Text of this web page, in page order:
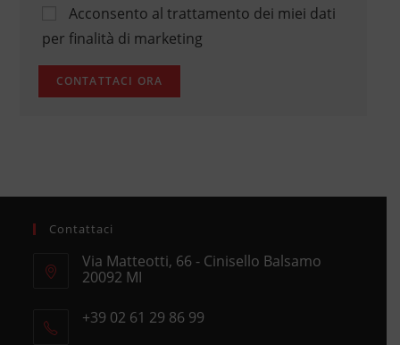
Acconsento al trattamento dei miei dati
per finalità di marketing
Contattaci
Via Matteotti, 66 - Cinisello Balsamo
20092 MI
in
+39 02 61 29 86 99